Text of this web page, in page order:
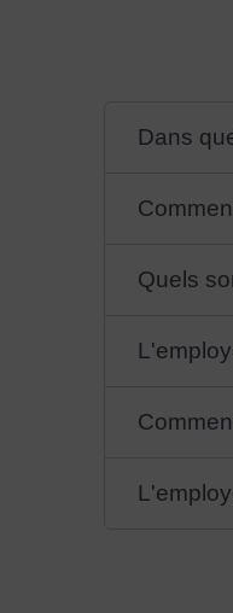
Dans
Quels